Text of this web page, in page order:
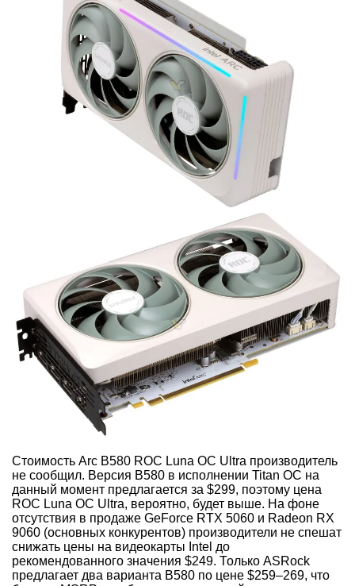
Стоимость Arc B580 ROC Luna OC Ultra производитель
не сообщил. Версия B580 в исполнении Titan OC на
данный момент предлагается за $299, поэтому цена
ROC Luna OC Ultra, вероятно, будет выше. На фоне
отсутствия в продаже GeForce RTX 5060 и Radeon RX
9060 (основных конкурентов) производители не спешат
снижать цены на видеокарты Intel до
рекомендованного значения $249. Только ASRock
предлагает два варианта B580 по цене $259–269, что